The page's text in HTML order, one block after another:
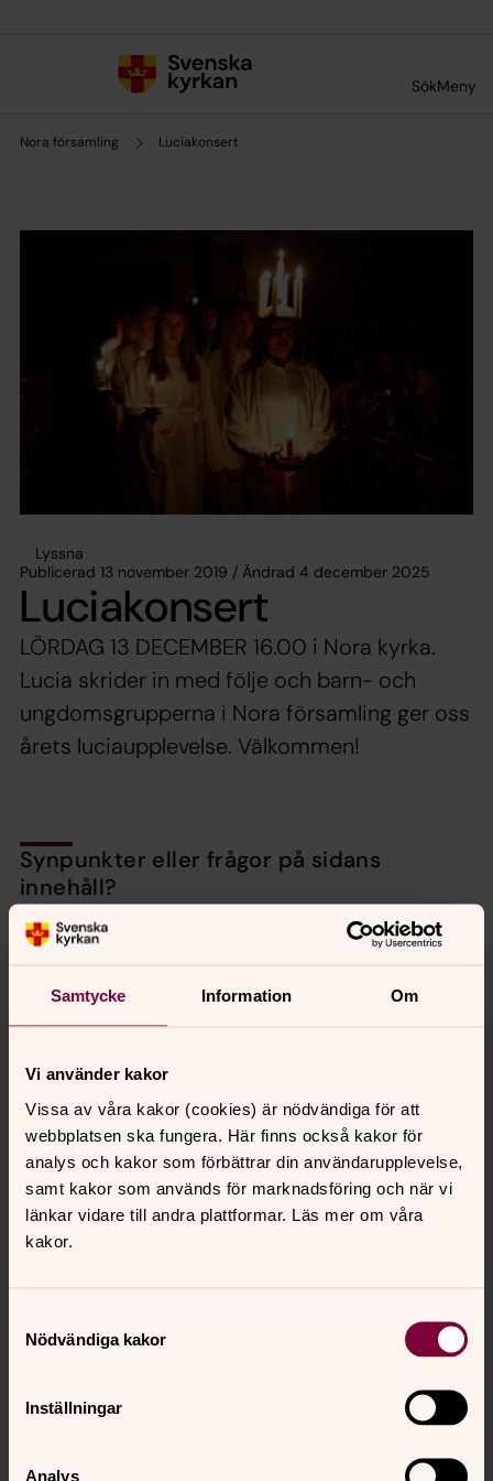
Samtycke Information Om
Vi använder kakor
Vissa av våra kakor (cookies) är nödvändiga för att
webbplatsen ska fungera. Här finns också kakor för
analys och kakor som förbättrar din användarupplevelse,
samt kakor som används för marknadsföring och när vi
länkar vidare till andra plattformar. Läs mer om våra
kakor.
Nödvändiga kakor
Inställningar
Analys
SökMeny
Nora församling Luciakonsert
Lyssna
Publicerad 13 november 2019 / Ändrad 4 december 2025
Luciakonsert
LÖRDAG 13 DECEMBER 16.00 i Nora kyrka.
Lucia skrider in med följe och barn- och
ungdomsgrupperna i Nora församling ger oss
årets luciaupplevelse. Välkommen!
Synpunkter eller frågor på sidans
innehåll?
nora.tarnsjo.forsamling@svenskakyrkan.se
Dela
Tillbaka till toppen
Tillbaka till innehållet
Kontakt
Kalender